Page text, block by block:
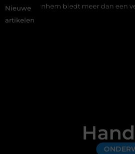
Nieuwe
artikelen
meer dan een vergelijkingssite